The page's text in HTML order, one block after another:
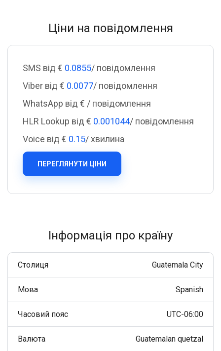
Ціни на повідомлення
SMS від € 0.0855/ повідомлення
Viber від € 0.0077/ повідомлення
WhatsApp від € / повідомлення
HLR Lookup від € 0.001044/ повідомлення
Voice від € 0.15/ хвилина
ПЕРЕГЛЯНУТИ ЦІНИ
Інформація про країну
Столиця Guatemala City
Мова Spanish
Часовий пояс UTC-06:00
Валюта Guatemalan quetzal